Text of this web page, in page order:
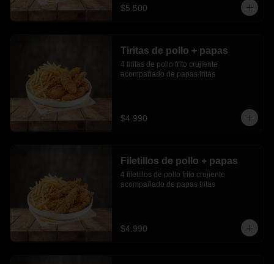
$5.500
Tiritas de pollo + papas
4 tiritas de pollo frito crujiente
acompañado de papas fritas
$4.990
Filetillos de pollo + papas
4 filetillos de pollo frito crujiente
acompañado de papas fritas
$4.990